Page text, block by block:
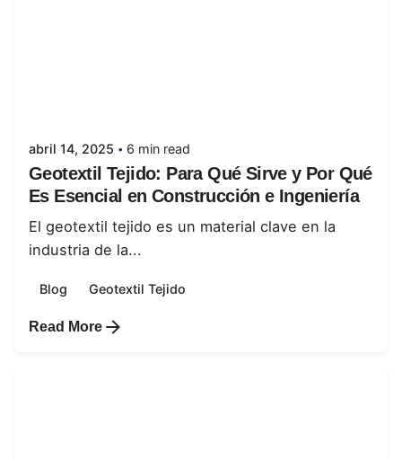
abril 14, 2025 6 min read
Geotextil Tejido: Para Qué Sirve y Por Qué
Es Esencial en Construcción e Ingeniería
El geotextil tejido es un material clave en la
industria de la...
Blog Geotextil Tejido
Read More